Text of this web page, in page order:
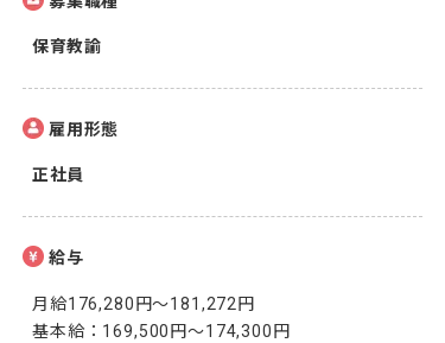
保育教諭
雇用形態
正社員
給与
月給176,280円～181,272円
基本給：169,500円～174,300円